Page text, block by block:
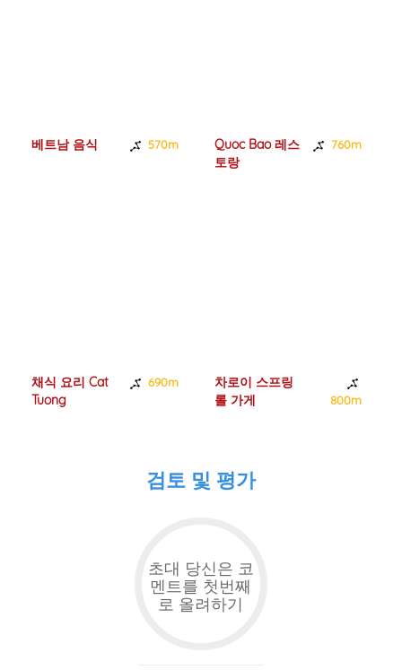
베트남 음식 570m
채식 요리 Cat
Tuong
690m
Quoc Bao 레스
토랑
760m
차로이 스프링
롤 가게
800m
검토 및 평가
초대 당신은 코
멘트를 첫번째
로 올려하기